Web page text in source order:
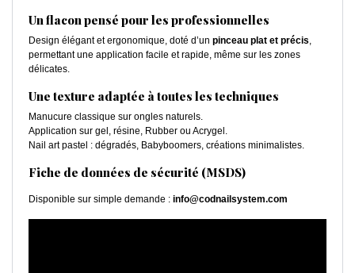
Un flacon pensé pour les professionnelles
Design élégant et ergonomique, doté d’un pinceau plat et précis,
permettant une application facile et rapide, même sur les zones
délicates.
Une texture adaptée à toutes les techniques
Manucure classique sur ongles naturels.
Application sur gel, résine, Rubber ou Acrygel.
Nail art pastel : dégradés, Babyboomers, créations minimalistes.
Fiche de données de sécurité (MSDS)
Disponible sur simple demande : info@codnailsystem.com